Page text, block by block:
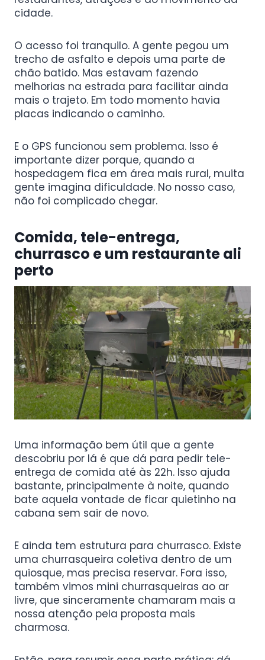
cidade.
O acesso foi tranquilo. A gente pegou um
trecho de asfalto e depois uma parte de
chão batido. Mas estavam fazendo
melhorias na estrada para facilitar ainda
mais o trajeto. Em todo momento havia
placas indicando o caminho.
E o GPS funcionou sem problema. Isso é
importante dizer porque, quando a
hospedagem fica em área mais rural, muita
gente imagina dificuldade. No nosso caso,
não foi complicado chegar.
Comida, tele-entrega,
churrasco e um restaurante ali
perto
Uma informação bem útil que a gente
descobriu por lá é que dá para pedir tele-
entrega de comida até às 22h. Isso ajuda
bastante, principalmente à noite, quando
bate aquela vontade de ficar quietinho na
cabana sem sair de novo.
E ainda tem estrutura para churrasco. Existe
uma churrasqueira coletiva dentro de um
quiosque, mas precisa reservar. Fora isso,
também vimos mini churrasqueiras ao ar
livre, que sinceramente chamaram mais a
nossa atenção pela proposta mais
charmosa.